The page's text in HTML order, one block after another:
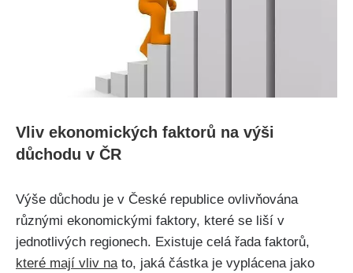
Vliv ekonomických faktorů na výši
důchodu v ČR
Výše důchodu je v České republice ovlivňována
různými ekonomickými faktory, které se liší v
jednotlivých regionech. Existuje celá řada faktorů,
které mají vliv na to, jaká částka je vyplácena jako